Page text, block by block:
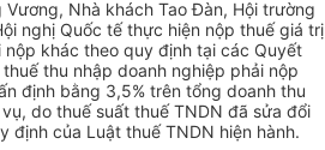
Nhà khách Tao Đàn, Hội trường
nghị Quốc tế thực hiện nộp thuế giá trị
khác theo quy định tại các Quyết
thu nhập doanh nghiệp phải nộp
định bằng 3,5% trên tổng doanh thu
do thuế suất thuế TNDN đã sửa đổi
định của Luật thuế TNDN hiện hành.